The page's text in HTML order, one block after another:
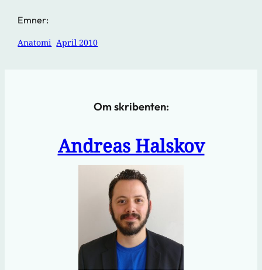
Emner:
Anatomi April 2010
Om skribenten:
Andreas Halskov